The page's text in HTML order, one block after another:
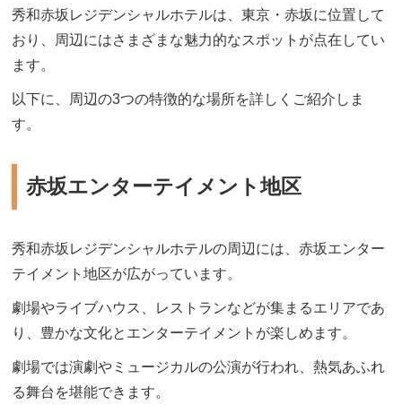
秀和赤坂レジデンシャルホテルは、東京・赤坂に位置して
おり、周辺にはさまざまな魅力的なスポットが点在してい
ます。
以下に、周辺の3つの特徴的な場所を詳しくご紹介しま
す。
赤坂エンターテイメント地区
秀和赤坂レジデンシャルホテルの周辺には、赤坂エンター
テイメント地区が広がっています。
劇場やライブハウス、レストランなどが集まるエリアであ
り、豊かな文化とエンターテイメントが楽しめます。
劇場では演劇やミュージカルの公演が行われ、熱気あふれ
る舞台を堪能できます。